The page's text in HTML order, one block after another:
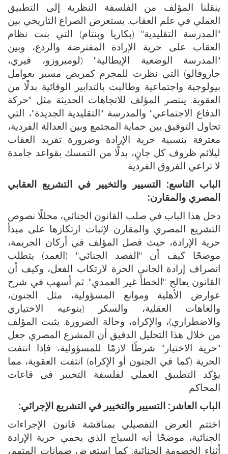
ينقلنا المؤلف من الفلسفة النظرية إلى التطبيق
العملي في علم العقاب. يستعرض الصراع التاريخي بين
"المدرسة التقليدية" (بكاريا وبنتام) التي بنت نظام
العقاب على حرية الإرادة المفترضة والردع، وبين
"المدرسة الوضعية الإيطالية" (لومبروزو، فيري،
جاروفالو) التي نظرت للمجرم كمريض مسير بعوامل
بيولوجية واجتماعية وطالبت بالتدابير الوقائية بدلًا من
العقوبة. ينتصر المؤلف للاتجاهات الحديثة مثل "حركة
الدفاع الاجتماعي" والمدرسة "التقليدية الجديدة"، التي
تحاول التوفيق بين حماية المجتمع وبين العدالة الفردية،
معترفة بنسبية حرية الإرادة وضرورة تفريد العقاب
ليلائم ظروف كل جانٍ، بدلًا من التمسك بقواعد جامدة
لا تراعي الفروق الفردية.
الباب التاسع: التسيير والتخيير في التشريع العقابي
المصري والمقارن:
دخل هذا الباب في صلب القانون الجنائي، محللًا نصوص
التشريع المصري والمقارن لإثبات ارتكازها على مبدأ
حرية الإرادة، حيث فصل المؤلف في أركان الجريمة،
موضحًا كيف أن "القصد الجنائي" (العمد) يتطلب
انصراف إرادة الجاني الحرة لارتكاب الفعل، وكيف أن
القانون يعالج "الخطأ غير العمدي". ثم أسهب في شرح
عوارض الأهلية وموانع المسؤولية، مثل الجنون،
والعاهات العقلية، والسكر (بنوعيه الاختياري
والاضطراري)، والإكراه، وحالة الضرورة. يثبت المؤلف
من خلال هذا التحليل الدقيق أن المشرع المصري جعل
"حرية الاختيار" شرطًا لازمًا للمسؤولية، فإذا انتفت
الحرية (كما في الجنون أو الإكراه) انتفت العقوبة، مما
يؤكد التطبيق العملي لفلسفة التخيير في قاعات
المحاكم.
الباب العاشر: التسيير والتخيير في التشريع الإجرائي:
اختتم العرض التفصيلي بمناقشة قانون الإجراءات
الجنائية، موضحًا أنه السياج الذي يحمي حرية الإرادة
أثناء الخصومة الجنائية. كما استعرض ضمانات المتهم،